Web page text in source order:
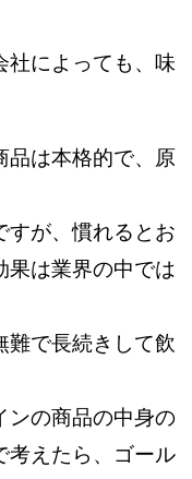
社によっても、味
品は本格的で、原
すが、慣れるとお
果は業界の中では
難で長続きして飲
ンの商品の中身の
考えたら、ゴール